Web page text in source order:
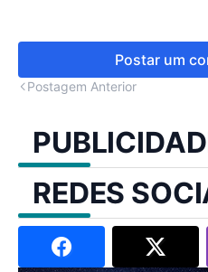
Postar um
Postagem Anterior
REDES